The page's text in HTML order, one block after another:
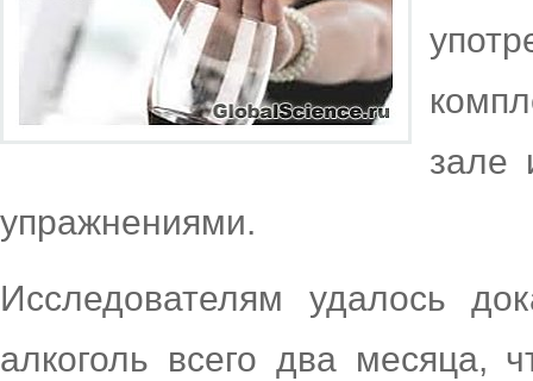
зале
упражнениями.
Исследователям удалось
алкоголь всего два месяца,